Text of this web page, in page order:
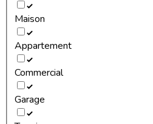
Maison
Appartement
Commercial
Garage